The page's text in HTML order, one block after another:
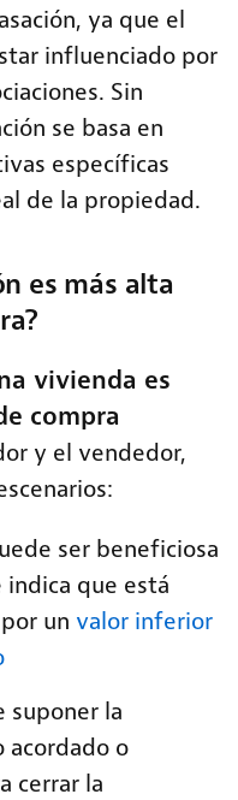
ya que el
influenciado por
Sin
se basa en
específicas
de la propiedad.
es más alta
vivienda es
compra
y el vendedor,
ser beneficiosa
indica que está
un valor inferior
suponer la
acordado o
cerrar la